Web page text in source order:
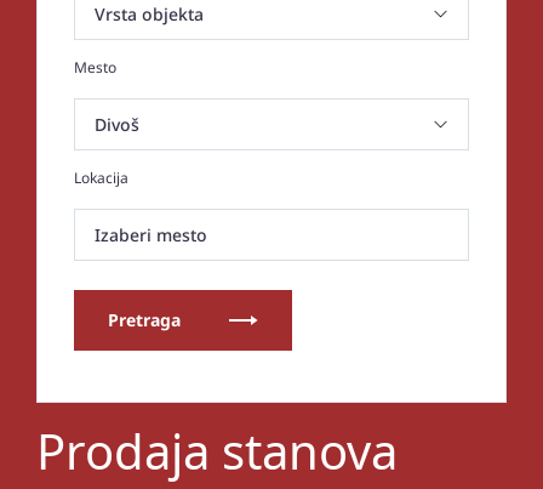
Mesto
Lokacija
Izaberi mesto
Pretraga
Prodaja stanova